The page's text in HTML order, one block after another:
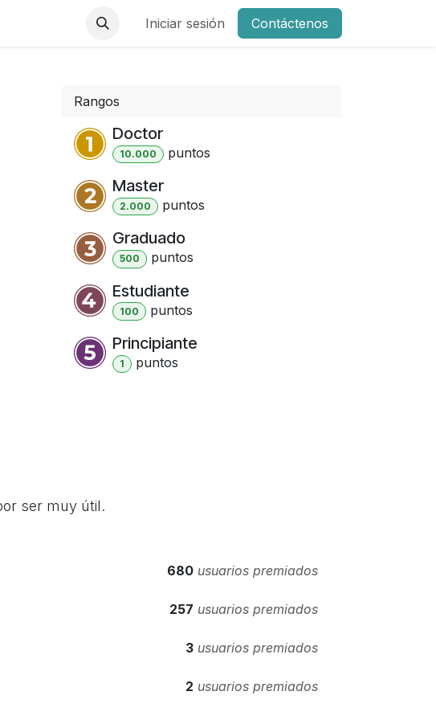
Iniciar sesión Contáctenos
Rangos
Doctor
10.000 puntos
Master
2.000 puntos
Graduado
500 puntos
Estudiante
100 puntos
Principiante
1 puntos
ser muy útil.
680 usuarios premiados
257 usuarios premiados
3 usuarios premiados
2 usuarios premiados